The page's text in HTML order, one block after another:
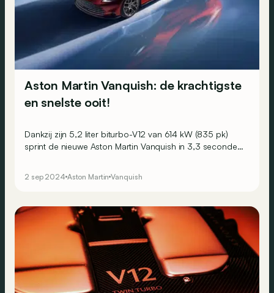
Aston Martin Vanquish: de krachtigste
en snelste ooit!
Dankzij zijn 5,2 liter biturbo-V12 van 614 kW (835 pk)
sprint de nieuwe Aston Martin Vanquish in 3,3 seconden
2 sep 2024 Aston Martin Vanquish